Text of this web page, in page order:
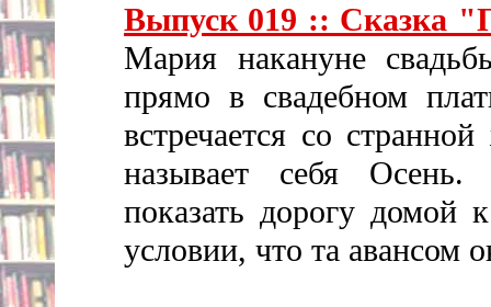
Выпуск 019 :: Сказка
Мария накануне
прямо в свадебном
встречается со
называет себя
показать дорогу домой
условии, что та авансом